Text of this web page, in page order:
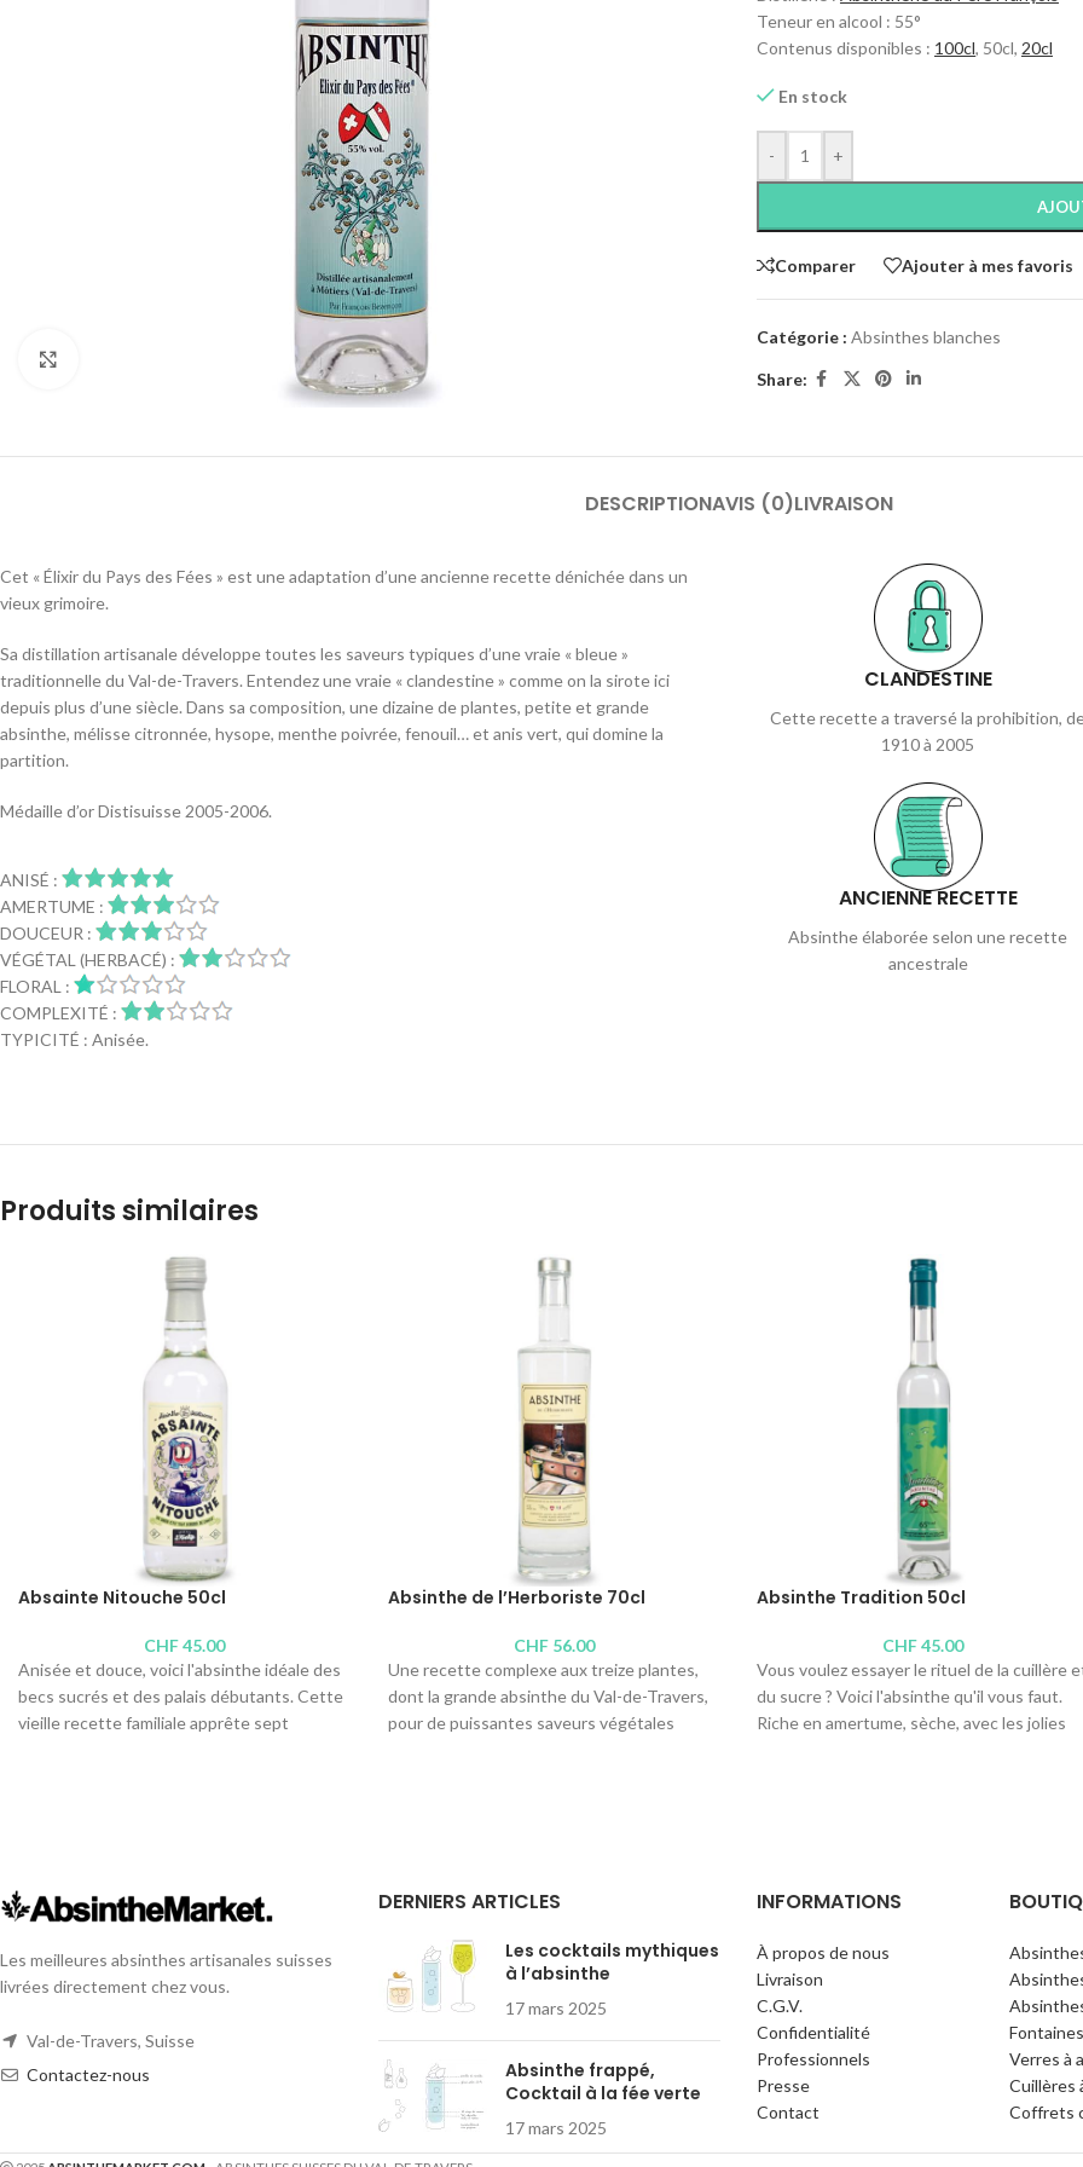
Teneur en alcool : 55°
Contenus disponibles : 100cl, 50cl, 20cl
En stock
- +
Comparer Ajouter à mes favoris
Catégorie : Absinthes blanches
Share:
DESCRIPTIONAVIS (0)LIVRAISON
Cet « Élixir du Pays des Fées » est une adaptation d’une ancienne recette dénichée dans un
vieux grimoire.
Sa distillation artisanale développe toutes les saveurs typiques d’une vraie « bleue »
traditionnelle du Val-de-Travers. Entendez une vraie « clandestine » comme on la sirote ici
depuis plus d’une siècle. Dans sa composition, une dizaine de plantes, petite et grande
absinthe, mélisse citronnée, hysope, menthe poivrée, fenouil… et anis vert, qui domine la
partition.
Médaille d’or Distisuisse 2005-2006.
ANISÉ :
AMERTUME :
DOUCEUR :
VÉGÉTAL (HERBACÉ) :
FLORAL :
COMPLEXITÉ :
TYPICITÉ : Anisée.
CLANDESTINE
Cette recette a traversé la prohibition,
1910 à 2005
ANCIENNE RECETTE
Absinthe élaborée selon une recette
ancestrale
Produits similaires
Absainte Nitouche 50cl
CHF45.00
Anisée et douce, voici l'absinthe idéale des
becs sucrés et des palais débutants. Cette
vieille recette familiale apprête sept
Contenus disponibles :
70cl , 50cl,
Absinthe de l’Herboriste 70cl
CHF56.00
Une recette complexe aux treize plantes,
dont la grande absinthe du Val-de-Travers,
pour de puissantes saveurs végétales
35cl,10cl,4cl
Absinthe Tradition 50cl
CHF45.00
Vous voulez essayer le rituel de la cuillère
du sucre ? Voici l'absinthe qu'il vous faut.
Riche en amertume, sèche, avec les jolies
Les meilleures absinthes artisanales suisses
livrées directement chez vous.
Val-de-Travers, Suisse
Contactez-nous
DERNIERS ARTICLES
Les cocktails mythiques
à l’absinthe
17 mars 2025
Absinthe frappé,
Cocktail à la fée verte
17 mars 2025
INFORMATIONS
À propos de nous
Livraison
C.G.V.
Confidentialité
Professionnels
Presse
Contact
Verres à
Cuillères
Coffrets